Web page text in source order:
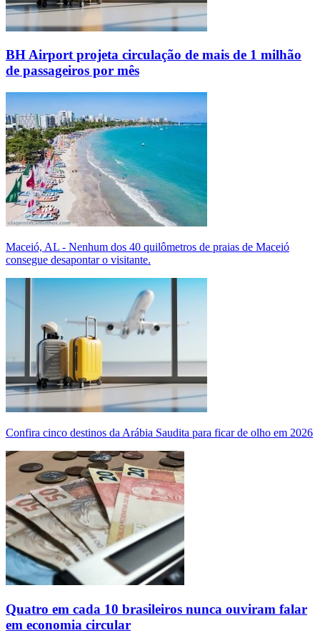
BH Airport projeta circulação de mais de 1 milhão
de passageiros por mês
Maceió, AL - Nenhum dos 40 quilômetros de praias de Maceió
consegue desapontar o visitante.
Confira cinco destinos da Arábia Saudita para ficar de olho em 2026
Quatro em cada 10 brasileiros nunca ouviram falar
em economia circular